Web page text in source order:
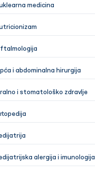
medicina
i abdominalna hirurgija
i stomatološko zdravlje
alergija i imunologija